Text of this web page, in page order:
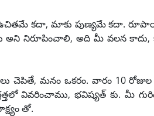
కదా, మాకు పుణ్యమే కదా.
అని నిరూపించాలి, అది మీ వలన కాదు,
చెపితే, మనం ఒకరం. వారం 10
వివరించాము, భవిష్యత్ కు. మీ
తో.